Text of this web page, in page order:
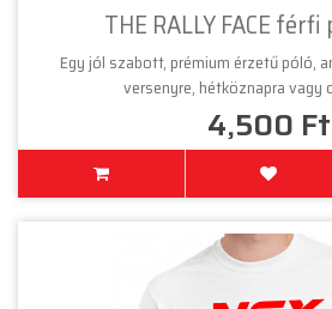
THE RALLY FACE
Egy jól szabott, prémium érzetű póló,
versenyre, hétköznapra vagy
4,500 Ft